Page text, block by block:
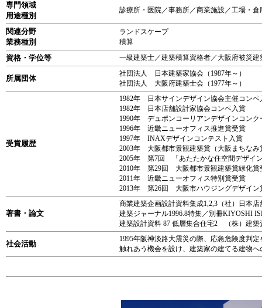
専門領域
用途種別
診療所・医院／事務所／商業施設／工場・
関連分野
業務種別
ランドスケープ
積算
資格・学位等 一級建築士／建築積算資格者／大阪府被災
所属団体
社団法人 日本建築家協会（1987年～）
社団法人 大阪府建築士会（1977年～）
受賞履歴
1982年 日本サインデザイン協会主催コンペ
1982年 日本店舗設計家協会コンペ入賞
1990年 デュポンコーリアンデザインコンク
1996年 近畿ニューオフィス推進賞受賞
1997年 INAXデザインコンテスト入賞
2003年 大阪都市景観建築賞（大阪まちなみ
2005年 第7回 「あたたかな住空間デザイ
2010年 第29回 大阪都市景観建築賞緑化賞
2011年 近畿ニューオフィス特別賞受賞
2013年 第26回 大阪市ハウジングデザイン
著書・論文
商業建築企画設計資料集成1,2,3（社）日本
建築ジャーナル1996.8特集／別冊KIYOSHI
建築設計資料 87 低層集合住宅2 （株）建築
社会活動
1995年阪神淡路大震災の際、応急危険度判
触れあう機会を設け、建築家の建てる建物